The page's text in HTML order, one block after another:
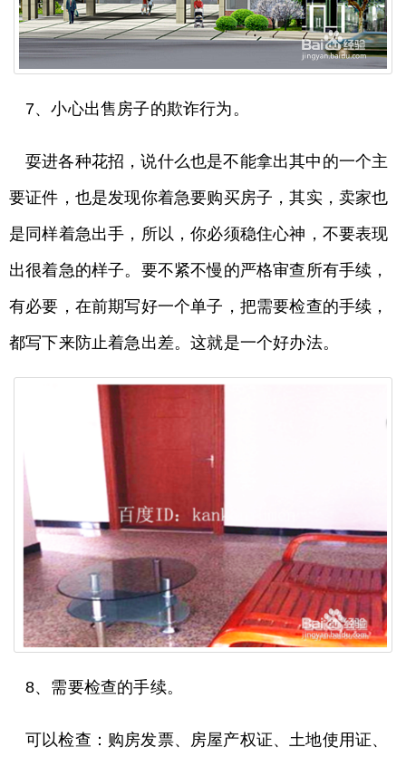
7、小心出售房子的欺诈行为。
耍进各种花招，说什么也是不能拿出其中的一个主
要证件，也是发现你着急要购买房子，其实，卖家也
是同样着急出手，所以，你必须稳住心神，不要表现
出很着急的样子。要不紧不慢的严格审查所有手续，
有必要，在前期写好一个单子，把需要检查的手续，
都写下来防止着急出差。这就是一个好办法。
8、需要检查的手续。
可以检查：购房发票、房屋产权证、土地使用证、